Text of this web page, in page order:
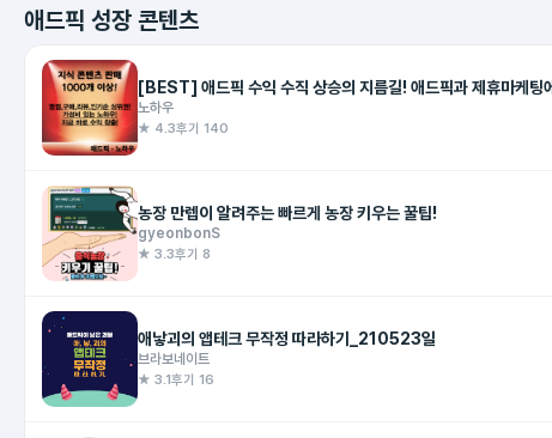
애드픽 성장 콘텐츠
[BEST] 애드픽 수익 수직 상승의 지름길! 애드픽과 제휴마케팅
노하우
★ 4.3후기 140
농장 만렙이 알려주는 빠르게 농장 키우는 꿀팁!
gyeonbonS
★ 3.3후기 8
애낳괴의 앱테크 무작정 따라하기_210523일
브라보네이트
★ 3.1후기 16